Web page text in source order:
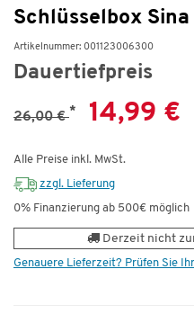
Schlüsselbox Sina
Artikelnummer: 001123006300
Dauertiefpreis
26,00 €* 14,99 €
Alle Preise inkl. MwSt.
zzgl. Lieferung
0% Finanzierung ab 500€ möglich
Derzeit nicht
Genauere Lieferzeit? Prüfen Sie